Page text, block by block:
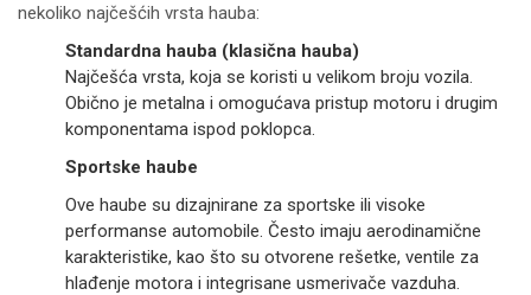
nekoliko najčešćih vrsta hauba:
Standardna hauba (klasična hauba)
Najčešća vrsta, koja se koristi u velikom broju vozila.
Obično je metalna i omogućava pristup motoru i drugim
komponentama ispod poklopca.
Sportske haube
Ove haube su dizajnirane za sportske ili visoke
performanse automobile. Često imaju aerodinamične
karakteristike, kao što su otvorene rešetke, ventile za
hlađenje motora i integrisane usmerivače vazduha.